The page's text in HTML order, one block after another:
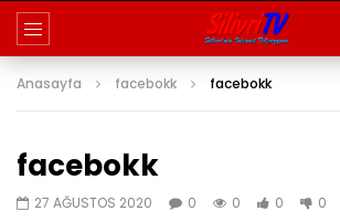
Anasayfa facebokk facebokk
facebokk
27 AĞUSTOS 2020 0 0 0 0